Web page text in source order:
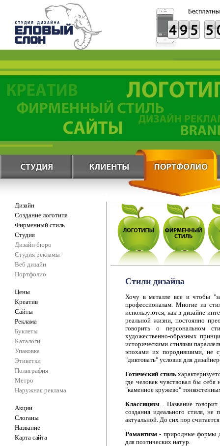
Дизайн
Создание логотипа
Фирменный стиль
Студия
Дизайн бюро
Студия рекламы
Веб дизайн
Портфолио
Цены
Креатив
Сайты
Реклама
Буклеты
Каталоги
Упаковка
Этикетки
Полиграфия
Метро
Наружная реклама
Акции
Слоганы
Название
Карта сайта
Стили дизайна
Хочу в металле все и чтобы
профессионалам. Многие из
используются, как в дизайне
реальной жизни, постоянно
говорить о персональном
художественно-образных
историческими стилями
эпохами их породившими, не
"диктовать" условия для
Готический стиль
где человек чувствовал бы
"каменное кружево"
Классицизм . Название
создания идеального стиля, не
актуальной. До сих пор
Романтизм - природные формы
для поэтических натур.